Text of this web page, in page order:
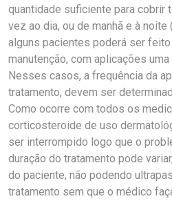
quantidade suficiente para cobrir
vez ao dia, ou de manhã e à noite
alguns pacientes poderá ser
manutenção, com aplicações
Nesses casos, a frequência da
tratamento, devem ser
Como ocorre com todos os
corticosteroide de uso
ser interrompido logo que o
duração do tratamento pode
do paciente, não podendo
tratamento sem que o médico